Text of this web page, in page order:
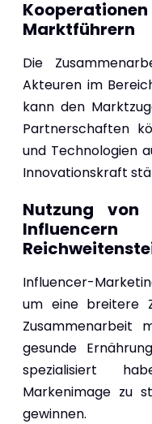
Marktführern
Die
Akteuren im
kann den
Partnerschaften
und Technologien
Innovationskraft
Nutzung von
Influencer-
um eine breitere
Zusammenarbeit
gesunde
spezialisiert
Markenimage zu
gewinnen.